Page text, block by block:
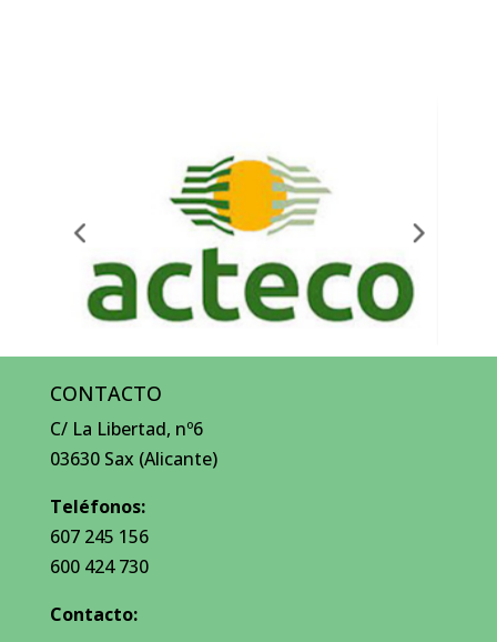
CONTACTO
C/ La Libertad, nº6
03630 Sax (Alicante)
Teléfonos:
607 245 156
600 424 730
Contacto: